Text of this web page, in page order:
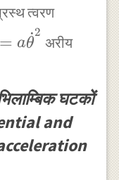
त्वरण
= aθ
˙2
अरीय
घटकों
and